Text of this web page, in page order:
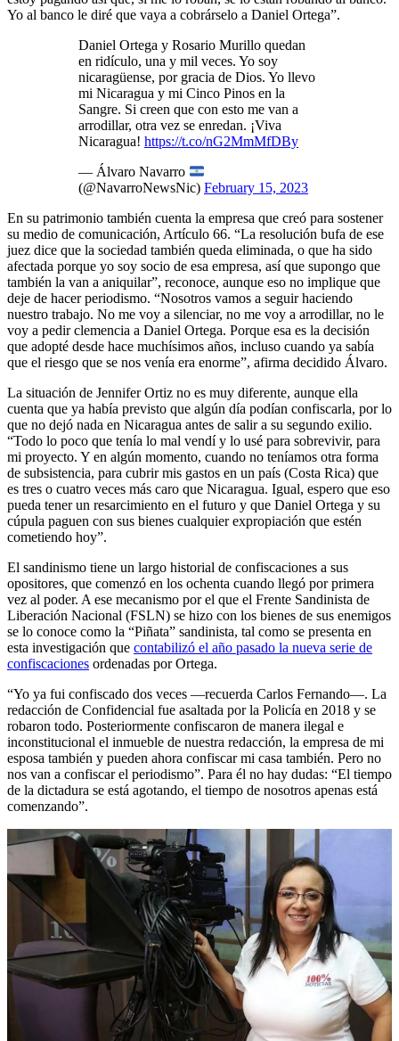
Yo al banco le diré que vaya a cobrárselo a Daniel Ortega”.
Daniel Ortega y Rosario Murillo quedan
en ridículo, una y mil veces. Yo soy
nicaragüense, por gracia de Dios. Yo llevo
mi Nicaragua y mi Cinco Pinos en la
Sangre. Si creen que con esto me van a
arrodillar, otra vez se enredan. ¡Viva
Nicaragua! https://t.co/nG2MmMfDBy
— Álvaro Navarro
(@NavarroNewsNic) February 15, 2023
En su patrimonio también cuenta la empresa que creó para sostener
su medio de comunicación, Artículo 66. “La resolución bufa de ese
juez dice que la sociedad también queda eliminada, o que ha sido
afectada porque yo soy socio de esa empresa, así que supongo que
también la van a aniquilar”, reconoce, aunque eso no implique que
deje de hacer periodismo. “Nosotros vamos a seguir haciendo
nuestro trabajo. No me voy a silenciar, no me voy a arrodillar, no le
voy a pedir clemencia a Daniel Ortega. Porque esa es la decisión
que adopté desde hace muchísimos años, incluso cuando ya sabía
que el riesgo que se nos venía era enorme”, afirma decidido Álvaro.
La situación de Jennifer Ortiz no es muy diferente, aunque ella
cuenta que ya había previsto que algún día podían confiscarla, por lo
que no dejó nada en Nicaragua antes de salir a su segundo exilio.
“Todo lo poco que tenía lo mal vendí y lo usé para sobrevivir, para
mi proyecto. Y en algún momento, cuando no teníamos otra forma
de subsistencia, para cubrir mis gastos en un país (Costa Rica) que
es tres o cuatro veces más caro que Nicaragua. Igual, espero que eso
pueda tener un resarcimiento en el futuro y que Daniel Ortega y su
cúpula paguen con sus bienes cualquier expropiación que estén
cometiendo hoy”.
El sandinismo tiene un largo historial de confiscaciones a sus
opositores, que comenzó en los ochenta cuando llegó por primera
vez al poder. A ese mecanismo por el que el Frente Sandinista de
Liberación Nacional (FSLN) se hizo con los bienes de sus enemigos
se lo conoce como la “Piñata” sandinista, tal como se presenta en
esta investigación que contabilizó el año pasado la nueva serie de
confiscaciones ordenadas por Ortega.
“Yo ya fui confiscado dos veces —recuerda Carlos Fernando—. La
redacción de Confidencial fue asaltada por la Policía en 2018 y se
robaron todo. Posteriormente confiscaron de manera ilegal e
inconstitucional el inmueble de nuestra redacción, la empresa de mi
esposa también y pueden ahora confiscar mi casa también. Pero no
nos van a confiscar el periodismo”. Para él no hay dudas: “El tiempo
de la dictadura se está agotando, el tiempo de nosotros apenas está
comenzando”.